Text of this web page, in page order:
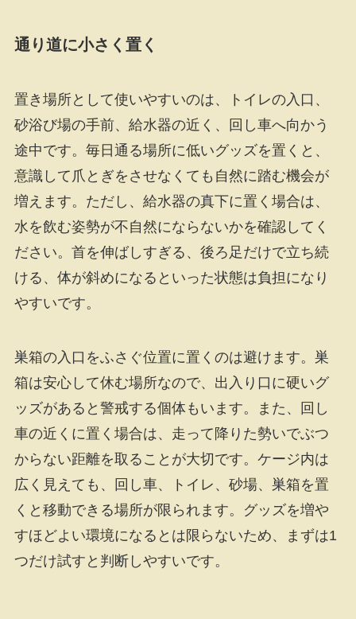
通り道に小さく置く
置き場所として使いやすいのは、トイレの入口、
砂浴び場の手前、給水器の近く、回し車へ向かう
途中です。毎日通る場所に低いグッズを置くと、
意識して爪とぎをさせなくても自然に踏む機会が
増えます。ただし、給水器の真下に置く場合は、
水を飲む姿勢が不自然にならないかを確認してく
ださい。首を伸ばしすぎる、後ろ足だけで立ち続
ける、体が斜めになるといった状態は負担になり
やすいです。
巣箱の入口をふさぐ位置に置くのは避けます。巣
箱は安心して休む場所なので、出入り口に硬いグ
ッズがあると警戒する個体もいます。また、回し
車の近くに置く場合は、走って降りた勢いでぶつ
からない距離を取ることが大切です。ケージ内は
広く見えても、回し車、トイレ、砂場、巣箱を置
くと移動できる場所が限られます。グッズを増や
すほどよい環境になるとは限らないため、まずは1
つだけ試すと判断しやすいです。